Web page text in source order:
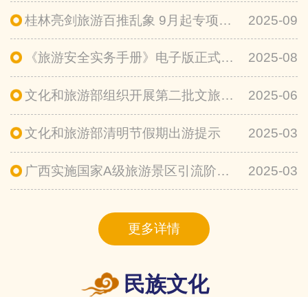
桂林亮剑旅游百推乱象 9月起专项整治线上违规招徕 2025-09
《旅游安全实务手册》电子版正式上线 2025-08
文化和旅游部组织开展第二批文旅领域 安全隐患暗访抽查 2025-06
文化和旅游部清明节假期出游提示 2025-03
广西实施国家A级旅游景区引流阶梯式补助政策 2025-03
更多详情
民族文化